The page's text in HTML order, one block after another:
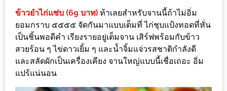
INSTAGRAM
รวม
โปร
ข้าวยำไก่แซ่บ (69 บาท) ท้าเลยสำหรับจานนี้ถ้าไม่อิ่ม
ยอมกราบ ๕๕๕๕ จัดกันมาแบบเต็มที่ ไก่ชุบแป้งทอดที่หั่น
เป็นชิ้นพอดีคำ เรียงรายอยู่เต็มจาน เสิร์ฟพร้อมกับข้าว
สวยร้อน ๆ ไข่ดาวเยิ้ม ๆ และน้ำจิ้มแจ่วรสชาติกำลังดี
และสลัดผักเป็นเครื่องเคียง จานใหญ่แบบนี้เชื่อเถอะ อิ่ม
แปร้แน่นอน